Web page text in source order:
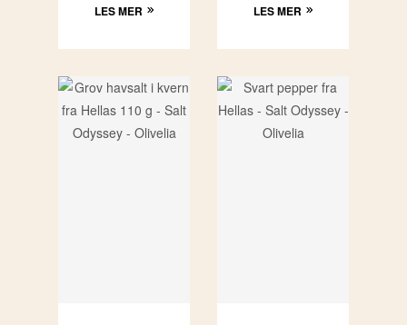
LES MER LES MER